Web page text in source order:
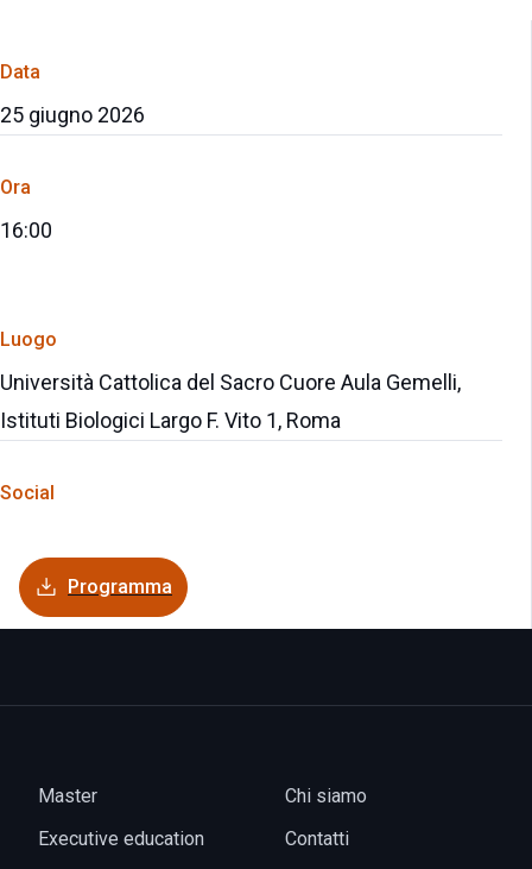
Data
25 giugno 2026
Ora
16:00
Luogo
Università Cattolica del Sacro Cuore Aula Gemelli,
Istituti Biologici Largo F. Vito 1, Roma
Social
Programma
Master
Executive education
Chi siamo
Contatti